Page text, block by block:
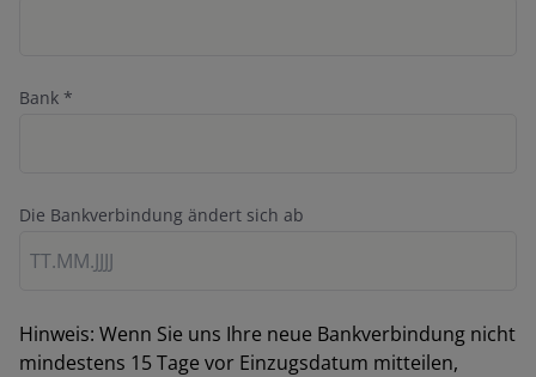
Bank *
Die Bankverbindung ändert sich ab
Hinweis: Wenn Sie uns Ihre neue Bankverbindung nicht
mindestens 15 Tage vor Einzugsdatum mitteilen,